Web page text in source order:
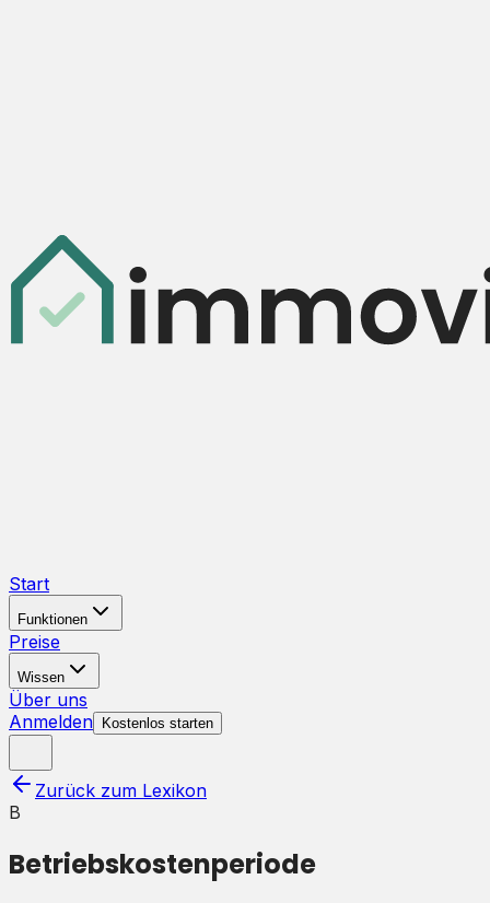
Start
Funktionen
Preise
Wissen
Über uns
Anmelden
Kostenlos starten
Zurück zum Lexikon
B
Betriebskostenperiode